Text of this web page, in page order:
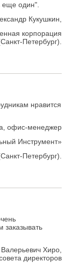
еще один".
Кукушкин,
корпорация
Петербург).
нравится
офис-менеджер
Инструмент»
Петербург).
заказывать
Хиро,
директоров